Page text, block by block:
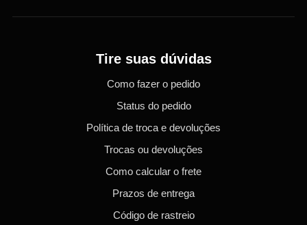
Tire suas dúvidas
Como fazer o pedido
Status do pedido
Política de troca e devoluções
Trocas ou devoluções
Como calcular o frete
Prazos de entrega
Código de rastreio